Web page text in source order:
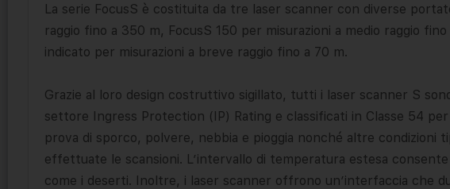
La serie FocusS è costituita da tre laser scanner con diverse
raggio fino a 350 m, FocusS 150 per misurazioni a medio raggio
indicato per misurazioni a breve raggio fino a 70 m.
Grazie al loro design costruttivo sigillato, tutti i laser scanner S
settore Ingress Protection (IP) Rating e classificati in Classe 54
prova di sporco, polvere, nebbia e pioggia nonché altre condizioni
effettuate le scansioni. L’intervallo di temperatura estesa
come i deserti. Inoltre, i laser scanner offrono un’interfaccia che